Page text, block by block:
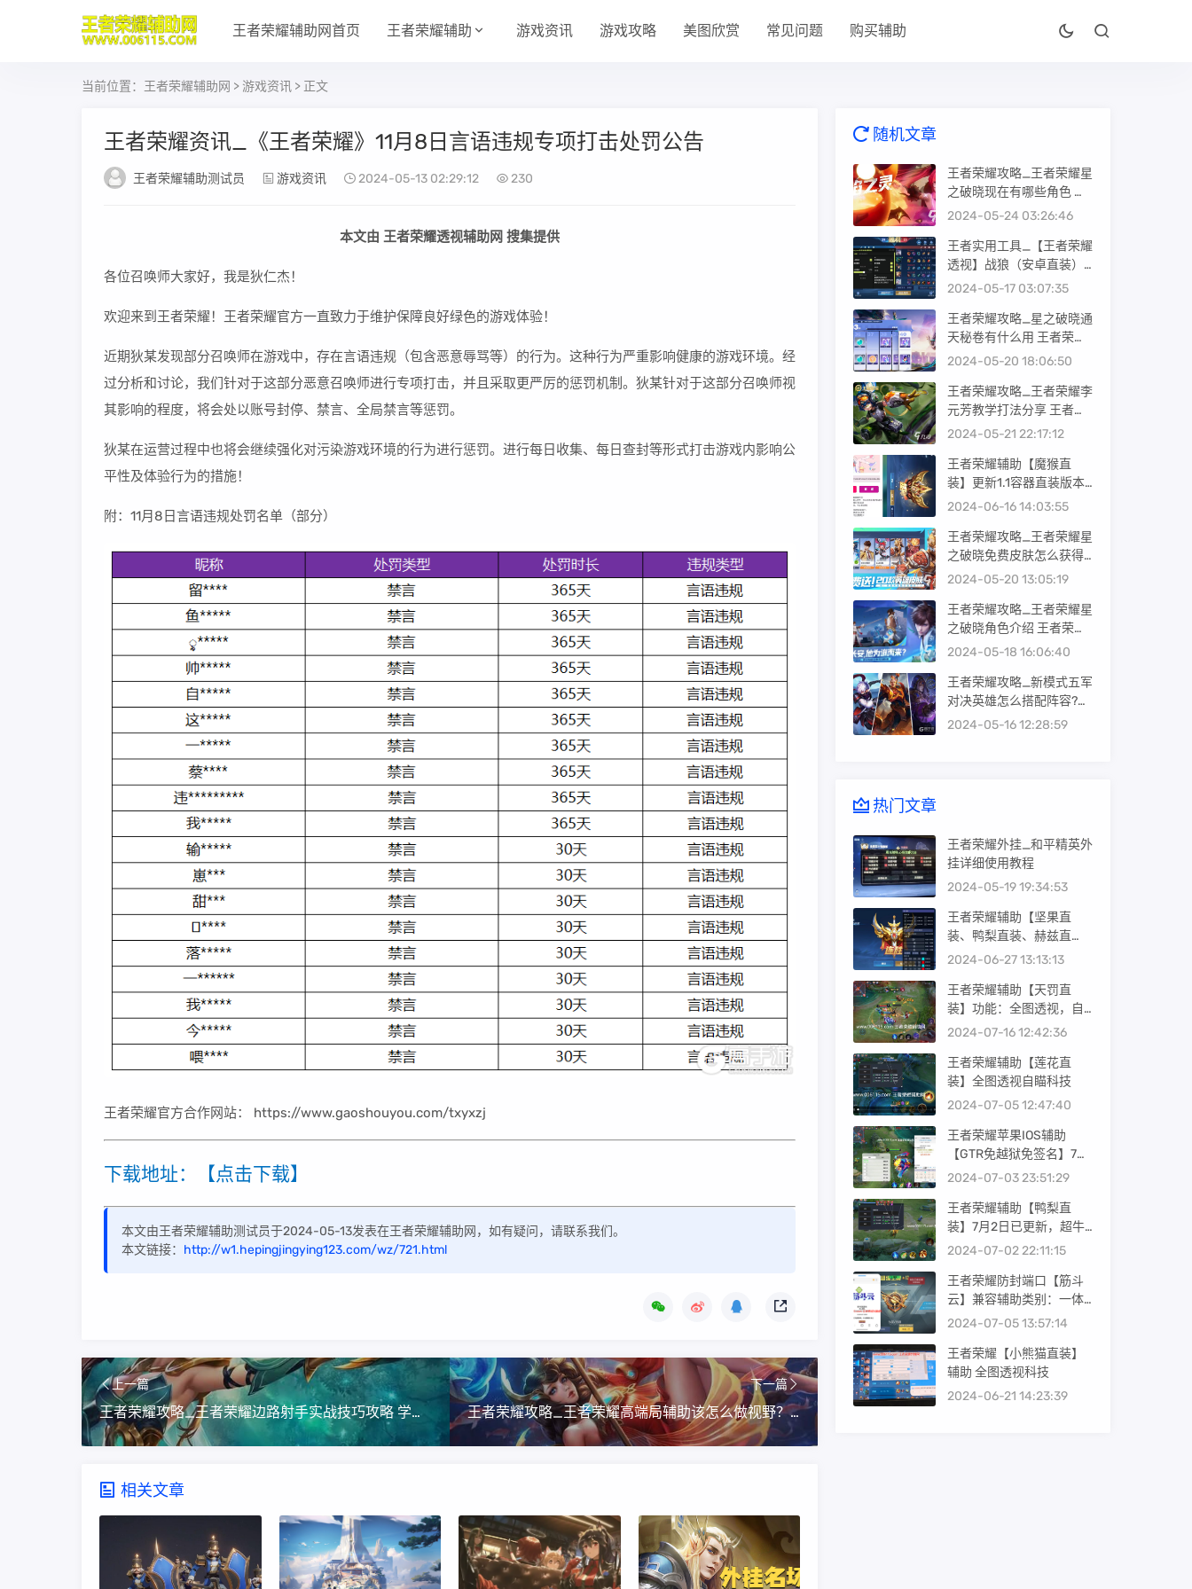
王者荣耀辅助网首页 王者荣耀辅助 游戏资讯 游戏攻略 美图欣赏 常见问题 购买辅助
当前位置： 王者荣耀辅助网 > 游戏资讯 > 正文
王者荣耀资讯_《王者荣耀》11月8日言语违规专项打击处罚公告
王者荣耀辅助测试员 游戏资讯 2024-05-13 02:29:12 230
本文由 王者荣耀透视辅助网 搜集提供
各位召唤师大家好，我是狄仁杰！
欢迎来到王者荣耀！王者荣耀官方一直致力于维护保障良好绿色的游戏体验！
近期狄某发现部分召唤师在游戏中，存在言语违规（包含恶意辱骂等）的行为。这种行为严重影响健康的游戏环境。经
过分析和讨论，我们针对于这部分恶意召唤师进行专项打击，并且采取更严厉的惩罚机制。狄某针对于这部分召唤师视
其影响的程度，将会处以账号封停、禁言、全局禁言等惩罚。
狄某在运营过程中也将会继续强化对污染游戏环境的行为进行惩罚。进行每日收集、每日查封等形式打击游戏内影响公
平性及体验行为的措施！
附：11月8日言语违规处罚名单（部分）
王者荣耀官方合作网站： https://www.gaoshouyou.com/txyxzj
下载地址：【点击下载】
本文由王者荣耀辅助测试员于2024-05-13发表在王者荣耀辅助网，如有疑问，请联系我们。
本文链接： http://w1.hepingjingying123.com/wz/721.html
上一篇
王者荣耀攻略_王者荣耀边路射手实战技巧攻略 学会这些帮你提高胜率
下一篇
王者荣耀攻略_王者荣耀高端局辅助该怎么做视野？ 全是干货，学会轻松上段
相关文章
随机文章
王者荣耀攻略_王者荣耀星
之破晓现在有哪些角色 王
者荣耀星之破晓所有英雄
2024-05-24 03:26:46
王者实用工具_【王者荣耀
透视】战狼（安卓直装）_
王者荣耀全图透视自瞄辅
2024-05-17 03:07:35
王者荣耀攻略_星之破晓通
天秘卷有什么用 王者荣耀
星之破晓通天秘卷用途介
2024-05-20 18:06:50
王者荣耀攻略_王者荣耀李
元芳教学打法分享 王者荣
耀李元芳怎么玩
2024-05-21 22:17:12
王者荣耀辅助【魔猴直
装】更新1.1容器直装版本
增加猴子爆击 全射手爆击
2024-06-16 14:03:55
王者荣耀攻略_王者荣耀星
之破晓免费皮肤怎么获得
王者荣耀星之破晓免费皮
2024-05-20 13:05:19
王者荣耀攻略_王者荣耀星
之破晓角色介绍 王者荣耀
星之破晓有哪些英雄
2024-05-18 16:06:40
王者荣耀攻略_新模式五军
对决英雄怎么搭配阵容?王
者荣耀五军对决阵容搭配
2024-05-16 12:28:59
热门文章
王者荣耀外挂_和平精英外
挂详细使用教程
2024-05-19 19:34:53
王者荣耀辅助【坚果直
装、鸭梨直装、赫兹直
装】6月27日已更新，支持
2024-06-27 13:13:13
王者荣耀辅助【天罚直
装】功能：全图透视，自
定义上帝视角
2024-07-16 12:42:36
王者荣耀辅助【莲花直
装】全图透视自瞄科技
2024-07-05 12:47:40
王者荣耀苹果IOS辅助
【GTR免越狱免签名】7月
3日已更新 全地图透视
2024-07-03 23:51:29
王者荣耀辅助【鸭梨直
装】7月2日已更新，超牛
逼的稳定外挂。
2024-07-02 22:11:15
王者荣耀防封端口【筋斗
云】兼容辅助类别：一体
直装/容器框架/Root插
2024-07-05 13:57:14
王者荣耀【小熊猫直装】
辅助 全图透视科技
2024-06-21 14:23:39